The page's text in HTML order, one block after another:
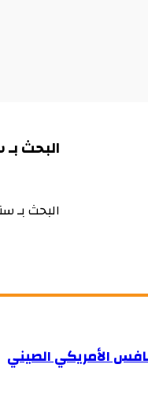
البحث
البحث بـ
الأمريكي الصيني